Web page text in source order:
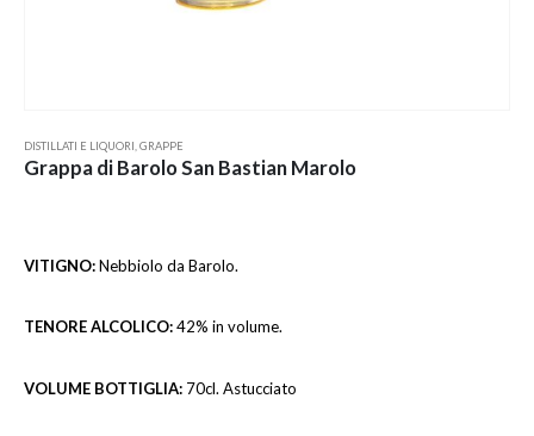
DISTILLATI E LIQUORI GRAPPE
Grappa di Barolo San Bastian Marolo
VITIGNO:Nebbiolo da Barolo.
TENORE ALCOLICO:42% in volume.
VOLUME BOTTIGLIA: 70cl. Astucciato